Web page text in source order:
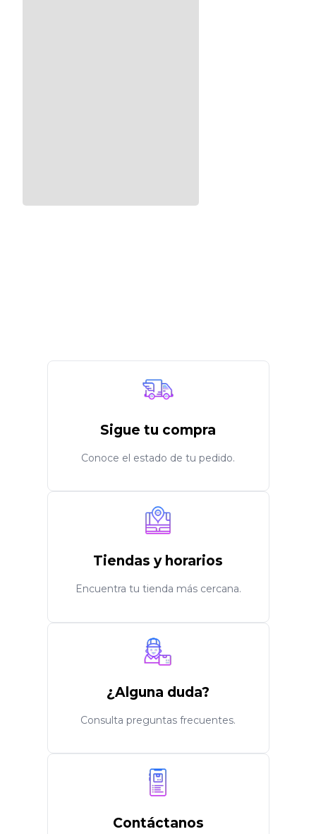
Sigue tu compra
Conoce el estado de tu pedido.
Tiendas y horarios
Encuentra tu tienda más cercana.
¿Alguna duda?
Consulta preguntas frecuentes.
Contáctanos